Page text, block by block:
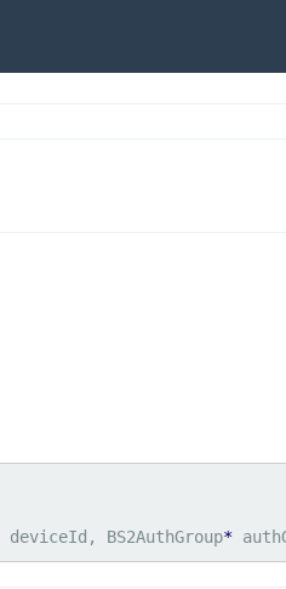
deviceId, BS2AuthGroup*